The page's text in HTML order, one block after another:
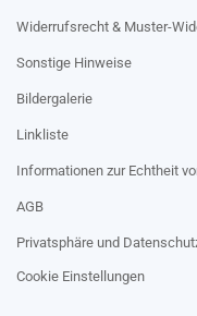
Widerrufsrecht & Muster-
Sonstige Hinweise
Bildergalerie
Linkliste
Informationen zur Echtheit
AGB
Privatsphäre und
Cookie Einstellungen